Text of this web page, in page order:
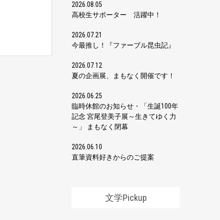
2026.08.05
高校生サポーター 活躍中！
2026.07.21
今最推し！『ファーブル昆虫記』
2026.07.12
夏の企画展、まもなく開催です！
2026.06.25
臨時休館のお知らせ・「生誕100年
記念 宮尾登美子展～生きてゆく力
～」 まもなく閉幕
2026.06.10
直筆資料好きからのご提案
文学Pickup